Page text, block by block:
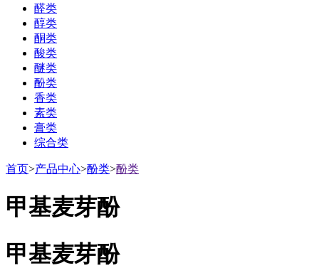
醛类
醇类
酮类
酸类
醚类
酚类
香类
素类
膏类
综合类
首页>产品中心>酚类>酚类
甲基麦芽酚
甲基麦芽酚